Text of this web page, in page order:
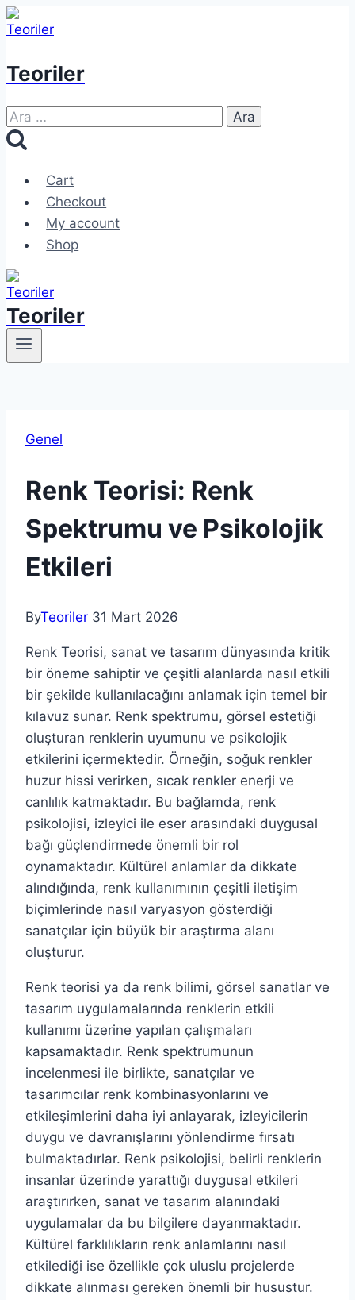
Skip
to
Teoriler
Arama:
Cart
Checkout
My account
Shop
Teoriler
Genel
Renk Teorisi: Renk
Spektrumu ve Psikolojik
Etkileri
ByTeoriler 31 Mart 2026
Renk Teorisi, sanat ve tasarım dünyasında kritik
bir öneme sahiptir ve çeşitli alanlarda nasıl etkili
bir şekilde kullanılacağını anlamak için temel bir
kılavuz sunar. Renk spektrumu, görsel estetiği
oluşturan renklerin uyumunu ve psikolojik
etkilerini içermektedir. Örneğin, soğuk renkler
huzur hissi verirken, sıcak renkler enerji ve
canlılık katmaktadır. Bu bağlamda, renk
psikolojisi, izleyici ile eser arasındaki duygusal
bağı güçlendirmede önemli bir rol
oynamaktadır. Kültürel anlamlar da dikkate
alındığında, renk kullanımının çeşitli iletişim
biçimlerinde nasıl varyasyon gösterdiği
sanatçılar için büyük bir araştırma alanı
oluşturur.
Renk teorisi ya da renk bilimi, görsel sanatlar ve
tasarım uygulamalarında renklerin etkili
kullanımı üzerine yapılan çalışmaları
kapsamaktadır. Renk spektrumunun
incelenmesi ile birlikte, sanatçılar ve
tasarımcılar renk kombinasyonlarını ve
etkileşimlerini daha iyi anlayarak, izleyicilerin
duygu ve davranışlarını yönlendirme fırsatı
bulmaktadırlar. Renk psikolojisi, belirli renklerin
insanlar üzerinde yarattığı duygusal etkileri
araştırırken, sanat ve tasarım alanındaki
uygulamalar da bu bilgilere dayanmaktadır.
Kültürel farklılıkların renk anlamlarını nasıl
etkilediği ise özellikle çok uluslu projelerde
dikkate alınması gereken önemli bir husustur.